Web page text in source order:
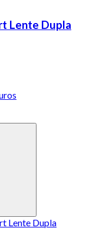
Lente Dupla